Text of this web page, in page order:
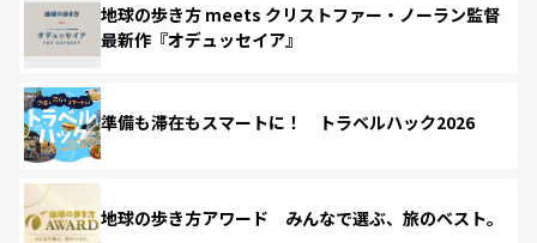
地球の歩き方 meets クリストファー・ノーラン監督
最新作『オデュッセイア』
準備も滞在もスマートに！ トラベルハック2026
地球の歩き方アワード みんなで選ぶ、旅のベスト。